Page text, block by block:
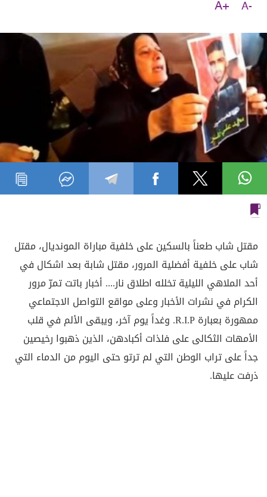
A-
A+
مقتل شاب طعناً بالسكين على خلفية مباراة المونديال، مقتل
شاب على خلفية أفضلية المرور، مقتل شابة بعد اشكال في
أحد الملاهي الليلية تخلله اطلاق نار.... أخبار باتت تمرّ مرور
الكرام في نشرات الأخبار وعلى مواقع التواصل الاجتماعي
ممهورة بعبارة R.I.P. وغداً يوم آخر، ويبقى الألم في قلب
الأمهات الثكالى على فلذات أكبادهن، الذين ذهبوا رخيصين
جداً على تراب الوطن التي لم ترتو حتى اليوم من الدماء التي
ذرفت عليها.